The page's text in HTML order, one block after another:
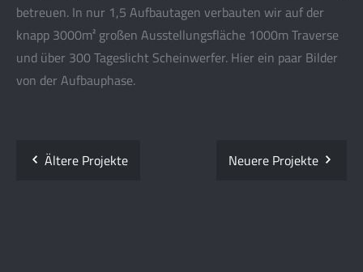
betreuen. In nur 1,5 Aufbautagen verbauten wir auf der
knapp 3000m² großen Ausstellungsfläche 1000m Traverse
und über 300 Tageslicht Scheinwerfer. Hier ein paar Bilder
von der Aufbauphase.
Ältere Projekte Neuere Projekte